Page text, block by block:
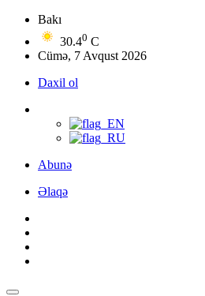
Bakı
30.40 C
Cümə, 7 Avqust 2026
Daxil ol
Abunə
Əlaqə